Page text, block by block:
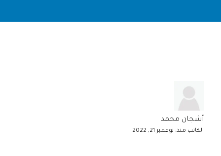
أشجان محمد
الكاتب منذ: نوفمبر 21, 2022